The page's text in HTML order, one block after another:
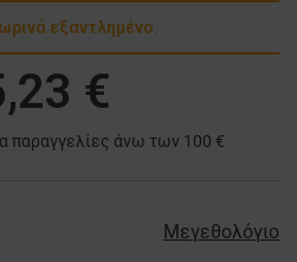
εξαντλημένο.
€
παραγγελίες άνω των 100 €
Μεγεθολόγιο